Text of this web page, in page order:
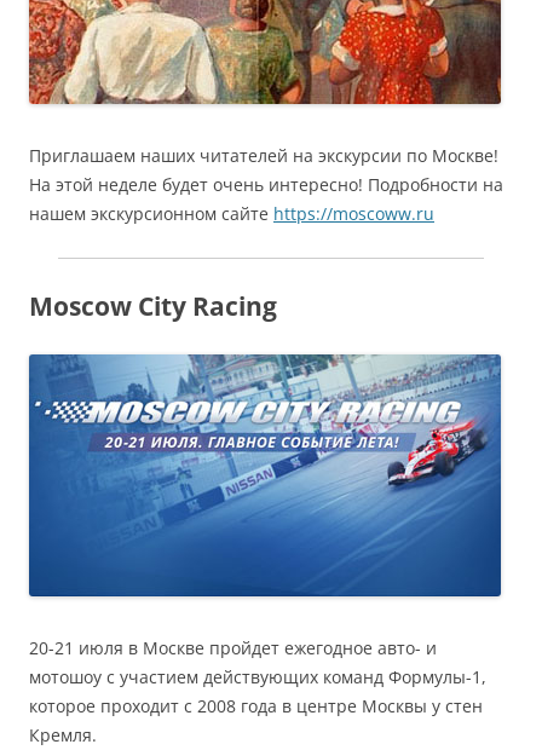
Приглашаем наших читателей на экскурсии по Москве!
На этой неделе будет очень интересно! Подробности на
нашем экскурсионном сайте https://moscoww.ru
Moscow City Racing
20-21 июля в Москве пройдет ежегодное авто- и
мотошоу с участием действующих команд Формулы-1,
которое проходит с 2008 года в центре Москвы у стен
Кремля.